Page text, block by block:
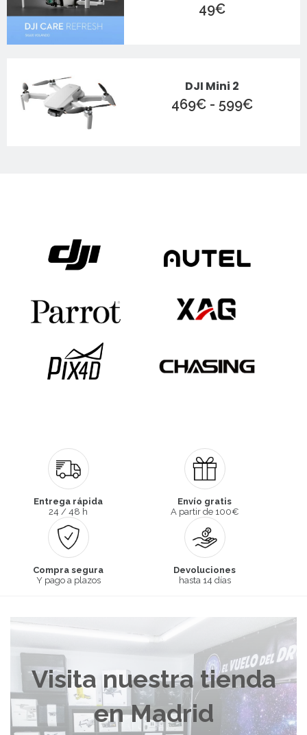
49€
DJI Mini 2
469€ - 599€Rango
Entrega rápida
24 / 48 h
Envío gratis
A partir de 100€
Compra segura
Y pago a plazos
Devoluciones
hasta 14 días
Visita nuestra tienda
en Madrid